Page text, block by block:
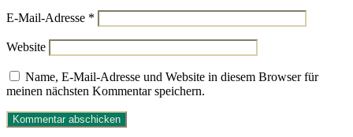
E-Mail-Adresse *
Website
Name, E-Mail-Adresse und Website in diesem Browser für
meinen nächsten Kommentar speichern.